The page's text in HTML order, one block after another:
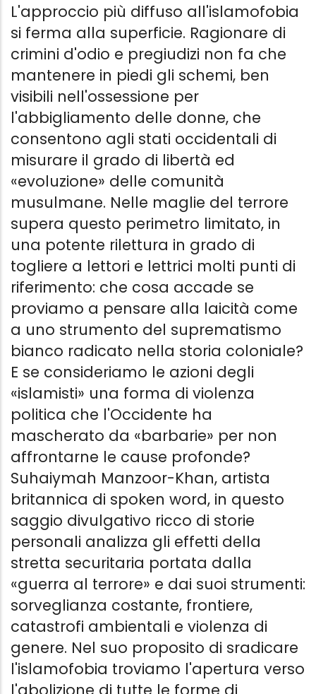
L'approccio più diffuso all'islamofobia
si ferma alla superficie. Ragionare di
crimini d'odio e pregiudizi non fa che
mantenere in piedi gli schemi, ben
visibili nell'ossessione per
l'abbigliamento delle donne, che
consentono agli stati occidentali di
misurare il grado di libertà ed
«evoluzione» delle comunità
musulmane. Nelle maglie del terrore
supera questo perimetro limitato, in
una potente rilettura in grado di
togliere a lettori e lettrici molti punti di
riferimento: che cosa accade se
proviamo a pensare alla laicità come
a uno strumento del suprematismo
bianco radicato nella storia coloniale?
E se consideriamo le azioni degli
«islamisti» una forma di violenza
politica che l'Occidente ha
mascherato da «barbarie» per non
affrontarne le cause profonde?
Suhaiymah Manzoor-Khan, artista
britannica di spoken word, in questo
saggio divulgativo ricco di storie
personali analizza gli effetti della
stretta securitaria portata dalla
«guerra al terrore» e dai suoi strumenti:
sorveglianza costante, frontiere,
catastrofi ambientali e violenza di
genere. Nel suo proposito di sradicare
l'islamofobia troviamo l'apertura verso
l'abolizione di tutte le forme di